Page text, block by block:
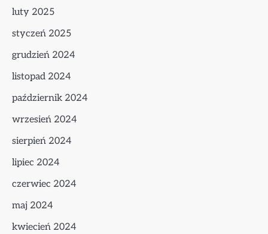
luty 2025
styczeń 2025
grudzień 2024
listopad 2024
październik 2024
wrzesień 2024
sierpień 2024
lipiec 2024
czerwiec 2024
maj 2024
kwiecień 2024